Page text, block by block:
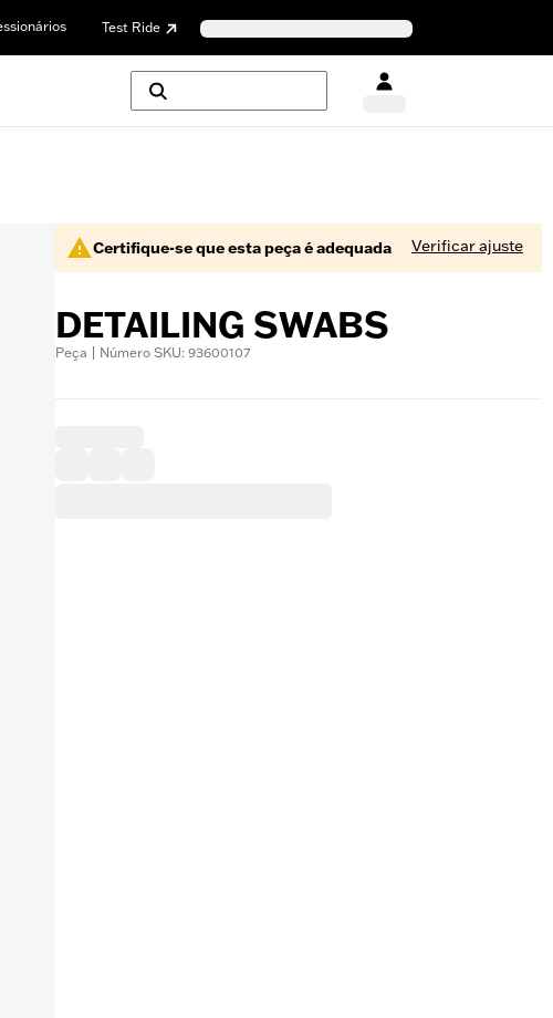
Test Ride
Certifique-se que esta peça é adequada Verificar ajuste
DETAILING SWABS
Peça | Número SKU: 93600107